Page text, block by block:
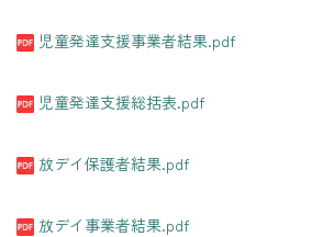
児童発達支援事業者結果.pdf
児童発達支援総括表.pdf
放デイ保護者結果.pdf
放デイ事業者結果.pdf